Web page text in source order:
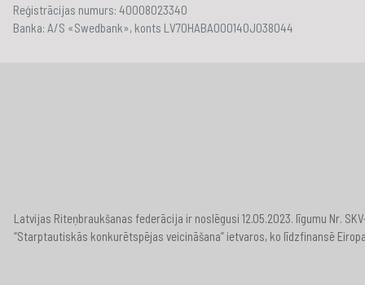
Reģistrācijas numurs: 40008023340
Banka: A/S «Swedbank», konts LV70HABA000140J038044
Latvijas Riteņbraukšanas federācija ir noslēgusi 12.05.2023. līgumu Nr.
“Starptautiskās konkurētspējas veicināšana” ietvaros, ko līdzfinansē